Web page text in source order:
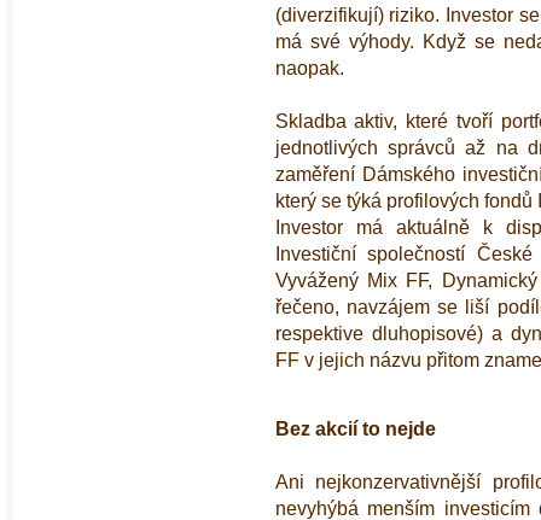
(diverzifikují) riziko. Investor
má své výhody. Když se
naopak.
Skladba aktiv, které tvoří
jednotlivých správců až na
zaměření Dámského
který se týká profilových
Investor má aktuálně k
Investiční společností
Vyvážený Mix FF,
řečeno, navzájem se liší
respektive dluhopisové) a
FF v jejich názvu přitom
Bez akcií to nejde
Ani nejkonzervativnější
nevyhýbá menším